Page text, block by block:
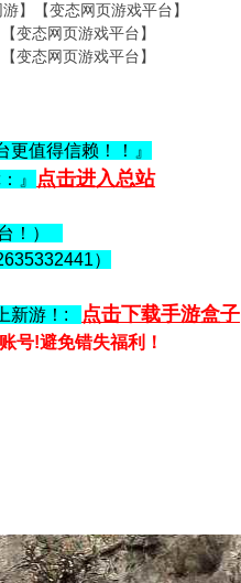
】【变态网页游戏平台】
变态网页游戏平台】
变态网页游戏平台】
值得信赖！！』
』
点击进入总站
！）
）
新游！ : 点击下载手游盒子
号!避免错失福利！